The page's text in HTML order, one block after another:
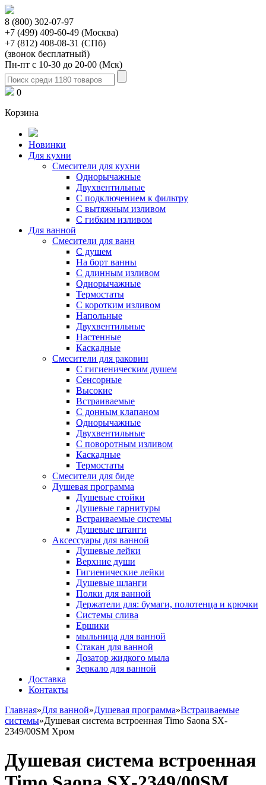
8 (800) 302-07-97
+7 (499) 409-60-49 (Москва)
+7 (812) 408-08-31 (СПб)
(звонок бесплатный)
Пн-пт с 10-30 до 20-00 (Мск)
0
Корзина
Новинки
Для кухни
Смесители для кухни
Однорычажные
Двухвентильные
С подключением к фильтру
С вытяжным изливом
С гибким изливом
Для ванной
Смесители для ванн
С душем
На борт ванны
С длинным изливом
Однорычажные
Термостаты
С коротким изливом
Напольные
Двухвентильные
Настенные
Каскадные
Смесители для раковин
С гигиеническим душем
Сенсорные
Высокие
Встраиваемые
С донным клапаном
Однорычажные
Двухвентильные
С поворотным изливом
Каскадные
Термостаты
Смесители для биде
Душевая программа
Душевые стойки
Душевые гарнитуры
Встраиваемые системы
Душевые штанги
Аксессуары для ванной
Душевые лейки
Верхние души
Гигиенические лейки
Душевые шланги
Полки для ванной
Держатели для: бумаги, полотенца и крючки
Системы слива
Ершики
мыльница для ванной
Стакан для ванной
Дозатор жидкого мыла
Зеркало для ванной
Доставка
Контакты
Главная»Для ванной»Душевая программа»Встраиваемые
системы»Душевая система встроенная Timo Saona SX-
2349/00SM Хром
Душевая система встроенная